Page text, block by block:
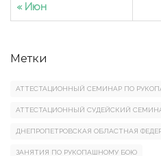
« Июн
Метки
АТТЕСТАЦИОННЫЙ СЕМИНАР ПО
АТТЕСТАЦИОННЫЙ СУДЕЙСКИЙ
ДНЕПРОПЕТРОВСКАЯ ОБЛАСТНАЯ
ЗАНЯТИЯ ПО РУКОПАШНОМУ БОЮ